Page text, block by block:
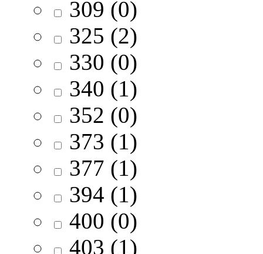
309 (0)
325 (2)
330 (0)
340 (1)
352 (0)
373 (1)
377 (1)
394 (1)
400 (0)
403 (1)